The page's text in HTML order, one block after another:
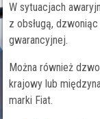
W sytuacjach
z obsługą,
gwarancyjnej.
Można również
krajowy lub
marki Fiat.